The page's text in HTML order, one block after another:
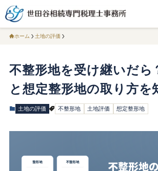
ホーム 土地の評価
不整形地を受け継いだら
と想定整形地の取り方を
土地の評価 不整形地 土地評価 想定整形地